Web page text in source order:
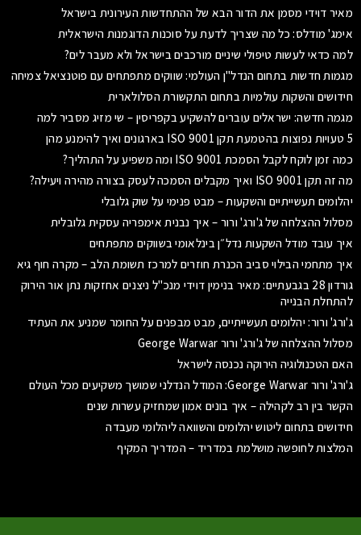
מאיר דוידי מסמן את הדור הבא של ההתחדשות העירונית בישראל
אימג' מודלס: כל מה שצריך לדעת על סוכנות הדוגמנות הישראלית
למה כדאי לעשות טיפולי שיניים מורכבים בישראל ולא מעבר לים?
מגמות חדשות בתחום הנדל"ן העולמי: שווקים מתפתחים עם פוטנציאל צמיחה
חידושים והשקות עולמיות בתחום התקשורת הסלולארית
מגמה חדשה: ישראלים עוברים להשקיע בקפריסין – שי מזיג מסביר למה
5 טעויות נפוצות בהטמעת תקן ISO 9001 בארגונים ואיך להימנע מהן
כמה זמן לוקח לקבל הסמכת ISO 9001 ומה משפיע על התהליך?
מה זה תקן ISO 9001 ואיך מקבלים הסמכה לעסק בצורה מהירה ויעילה?
יהלומים תעשייתיים והשקעות – מבט פנימי על שוק גלובלי
מסלול ההצלחה של ג'ורג' ורור – איך נבנית אימפריה עסקית גלובלית
איך עובד מודל השקעות נדל״ן בינלאומי בשווקים מתפתחים
איך מתחמי הבילוי סביב הכנרת חוזרים למרכז תשומת הלב – מקרה חוף גיא
גורדון 28 בגבעתיים: מאיר בנימין דוידי מנכ"ל ניצנים אחזקות נתן אור הירוק
להתחלת הבנייה
ג'ורג' ורור: יהלומים תעשייתיים, מבט מבפנים על החומר שמניע את העתיד
מסלול ההצלחה של ג'ורג' ורור George Warwar
האם הטכנולוגיה הירוקה נכנסה לישראל
ג'ורג' ורור George Warwar: המודל הנדלני שמושך משקיעים מכל העולם
הקשר בין רב לקהילה – איך בונים אמון שמחזיק עשרות שנים
חידושים בתחום ליטוש יהלומים והשוואה ליהלומי מעבדה
המלצות לחופשה מושלמת במדריד – המדריך המקיף